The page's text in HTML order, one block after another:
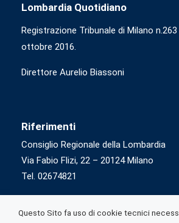
Lombardia Quotidiano
Registrazione Tribunale di Milano n.263
ottobre 2016.
Direttore Aurelio Biassoni
Riferimenti
Consiglio Regionale della Lombardia
Via Fabio Flizi, 22 – 20124 Milano
Tel. 02674821
Questo Sito fa uso di cookie tecnici